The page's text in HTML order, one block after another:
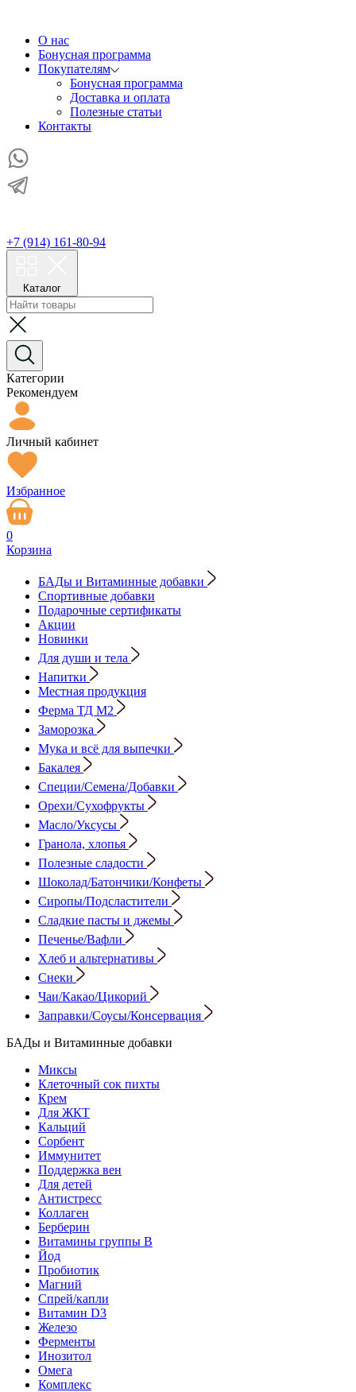
О нас
Бонусная программа
Покупателям
Бонусная программа
Доставка и оплата
Полезные статьи
Контакты
+7 (914) 161-80-94
Каталог
Категории
Рекомендуем
Личный кабинет
Избранное
0
Корзина
БАДы и Витаминные добавки
Спортивные добавки
Подарочные сертификаты
Акции
Новинки
Для души и тела
Напитки
Местная продукция
Ферма ТД М2
Заморозка
Мука и всё для выпечки
Бакалея
Специи/Семена/Добавки
Орехи/Сухофрукты
Масло/Уксусы
Гранола, хлопья
Полезные сладости
Шоколад/Батончики/Конфеты
Сиропы/Подсластители
Сладкие пасты и джемы
Печенье/Вафли
Хлеб и альтернативы
Снеки
Чаи/Какао/Цикорий
Заправки/Соусы/Консервация
БАДы и Витаминные добавки
Миксы
Клеточный сок пихты
Крем
Для ЖКТ
Кальций
Сорбент
Иммунитет
Поддержка вен
Для детей
Антистресс
Коллаген
Берберин
Витамины группы B
Йод
Пробиотик
Магний
Спрей/капли
Витамин D3
Железо
Ферменты
Инозитол
Омега
Комплекс